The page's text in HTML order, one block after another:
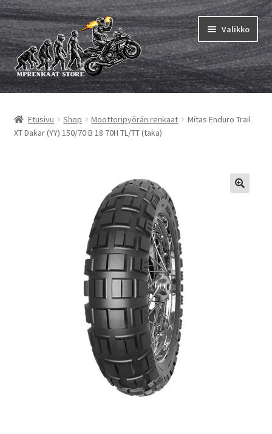
Siirry
navigointiin
Siirry
sisältöön
Valikko
MP renkaat
tason
Sisärenkaat ja nauhat
tason
Etusivu Shop Moottoripyörän renkaat
Mitas Enduro Trail
XT Dakar (YY) 150/70 B 18 70H TL/TT (taka)